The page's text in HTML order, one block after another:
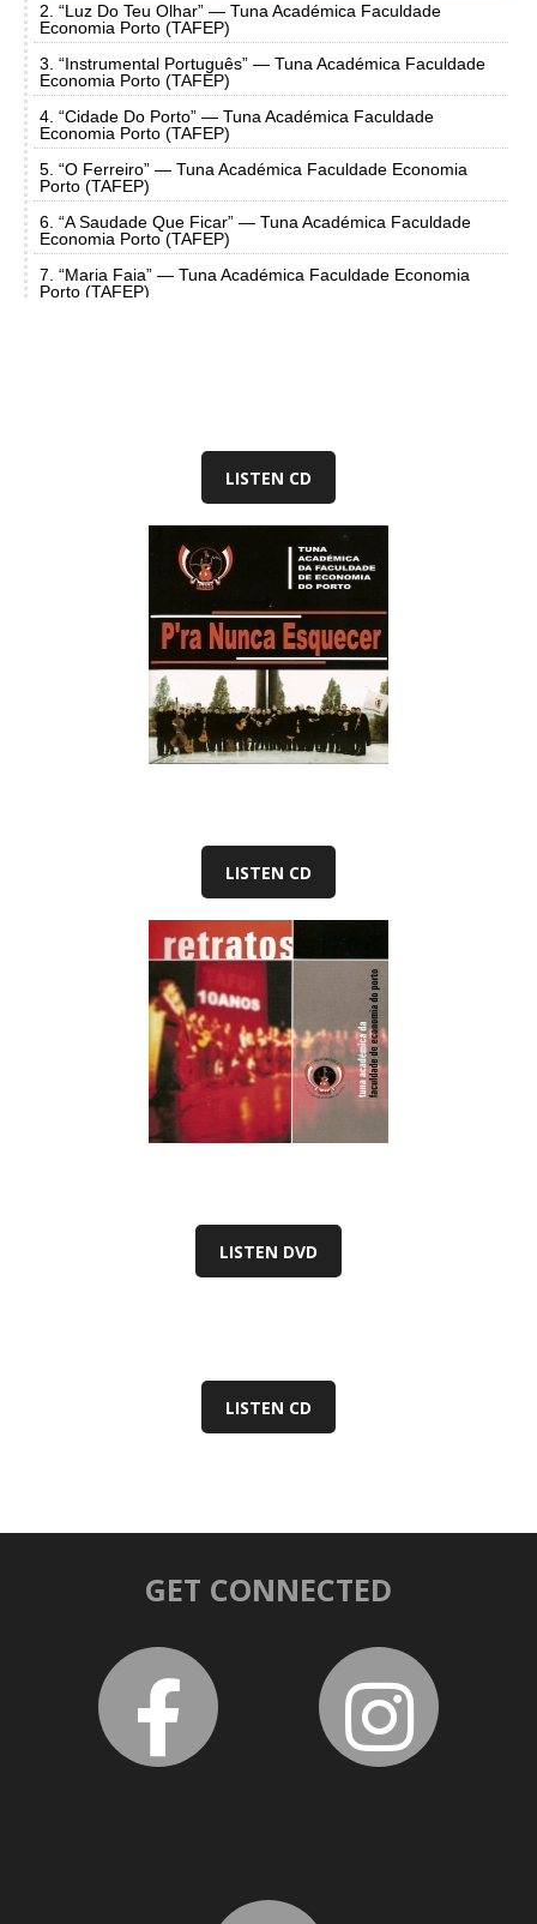
2. “Luz Do Teu Olhar” — Tuna Académica Faculdade
Economia Porto (TAFEP)
3. “Instrumental Português” — Tuna Académica Faculdade
Economia Porto (TAFEP)
4. “Cidade Do Porto” — Tuna Académica Faculdade
Economia Porto (TAFEP)
5. “O Ferreiro” — Tuna Académica Faculdade Economia
Porto (TAFEP)
6. “A Saudade Que Ficar” — Tuna Académica Faculdade
Economia Porto (TAFEP)
7. “Maria Faia” — Tuna Académica Faculdade Economia
Porto (TAFEP)
Economia Porto (TAFEP)
LISTEN CD
LISTEN CD
LISTEN DVD
LISTEN CD
GET CONNECTED